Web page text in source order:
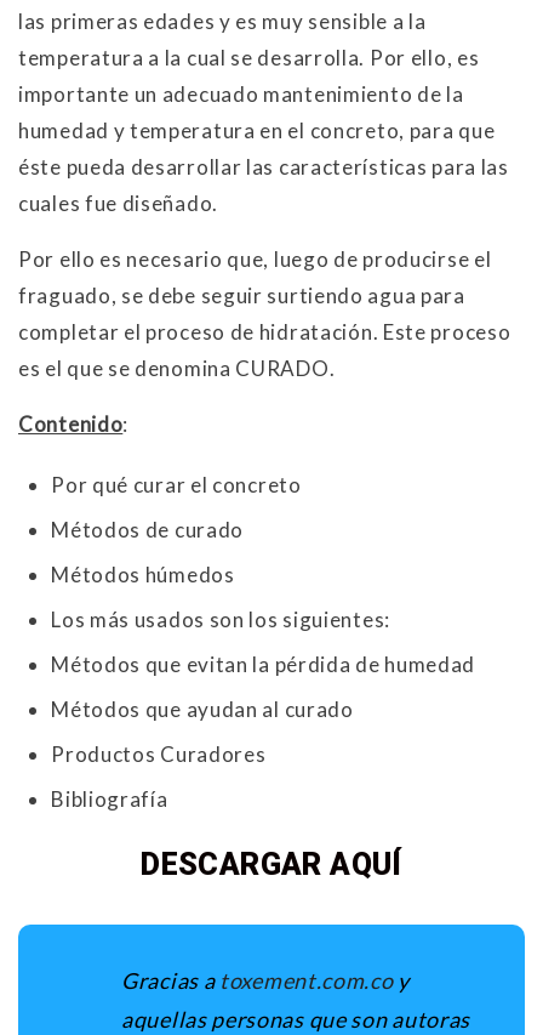
las primeras edades y es muy sensible a la
temperatura a la cual se desarrolla. Por ello, es
importante un adecuado mantenimiento de la
humedad y temperatura en el concreto, para que
éste pueda desarrollar las características para las
cuales fue diseñado.
Por ello es necesario que, luego de producirse el
fraguado, se debe seguir surtiendo agua para
completar el proceso de hidratación. Este proceso
es el que se denomina CURADO.
Contenido:
Por qué curar el concreto
Métodos de curado
Métodos húmedos
Los más usados son los siguientes:
Métodos que evitan la pérdida de humedad
Métodos que ayudan al curado
Productos Curadores
Bibliografía
DESCARGAR AQUÍ
Gracias a toxement.com.coy
aquellas personas que son autoras